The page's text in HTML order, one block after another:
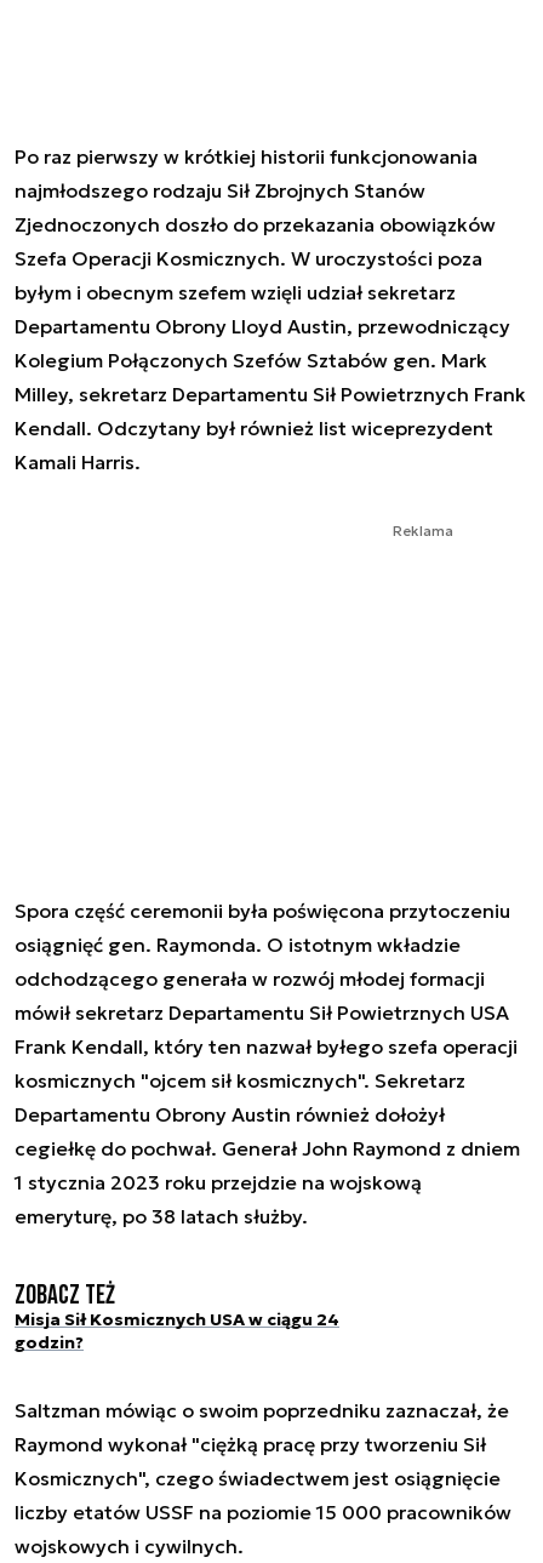
Po raz pierwszy w krótkiej historii funkcjonowania
najmłodszego rodzaju Sił Zbrojnych Stanów
Zjednoczonych doszło do przekazania obowiązków
Szefa Operacji Kosmicznych. W uroczystości poza
byłym i obecnym szefem wzięli udział sekretarz
Departamentu Obrony Lloyd Austin, przewodniczący
Kolegium Połączonych Szefów Sztabów gen. Mark
Milley, sekretarz Departamentu Sił Powietrznych Frank
Kendall. Odczytany był również list wiceprezydent
Kamali Harris.
Reklama
Spora część ceremonii była poświęcona przytoczeniu
osiągnięć gen. Raymonda. O istotnym wkładzie
odchodzącego generała w rozwój młodej formacji
mówił sekretarz Departamentu Sił Powietrznych USA
Frank Kendall, który ten nazwał byłego szefa operacji
kosmicznych "ojcem sił kosmicznych". Sekretarz
Departamentu Obrony Austin również dołożył
cegiełkę do pochwał. Generał John Raymond z dniem
1 stycznia 2023 roku przejdzie na wojskową
emeryturę, po 38 latach służby.
Zobacz też
Misja Sił Kosmicznych USA w ciągu 24
godzin?
Saltzman mówiąc o swoim poprzedniku zaznaczał, że
Raymond wykonał "ciężką pracę przy tworzeniu Sił
Kosmicznych", czego świadectwem jest osiągnięcie
liczby etatów USSF na poziomie 15 000 pracowników
wojskowych i cywilnych.